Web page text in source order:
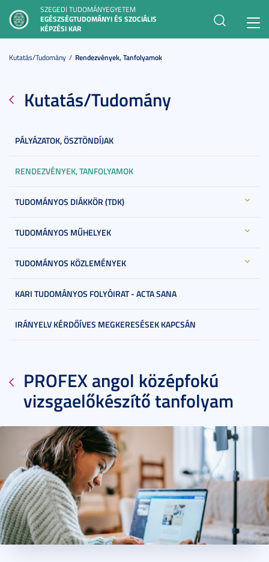
SZEGEDI TUDOMÁNYEGYETEM
EGÉSZSÉGTUDOMÁNYI ÉS SZOCIÁLIS
KÉPZÉSI KAR
Kutatás/Tudomány Rendezvények, Tanfolyamok
Kutatás/Tudomány
PÁLYÁZATOK, ÖSZTÖNDÍJAK
RENDEZVÉNYEK, TANFOLYAMOK
TUDOMÁNYOS DIÁKKÖR (TDK)
TUDOMÁNYOS MŰHELYEK
TUDOMÁNYOS KÖZLEMÉNYEK
KARI TUDOMÁNYOS FOLYÓIRAT - ACTA SANA
IRÁNYELV KÉRDŐÍVES MEGKERESÉSEK KAPCSÁN
PROFEX angol középfokú
vizsgaelőkészítő tanfolyam